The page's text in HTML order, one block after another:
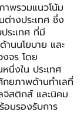
าพรวมแนวโน้ม
างประเทศ ซึ่ง
ระเทศ ที่มี
านนโยบาย และ
จร โดย
นึ่งใน ประเทศ
ยภาพด้านทำเลที่
จิสติกส์ และนิคม
มรองรับการ